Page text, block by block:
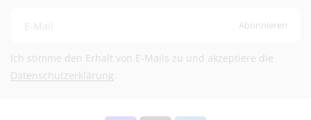
E-Mail Abonnieren
Ich stimme den Erhalt von E-Mails zu und akzeptiere die
Datenschutzerklärung.